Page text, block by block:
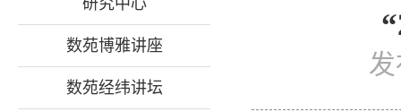
研究中心
数苑博雅讲座
数苑经纬讲坛